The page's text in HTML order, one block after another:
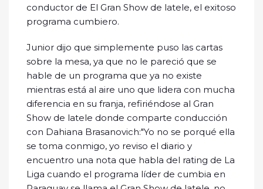
conductor de El Gran Show de latele, el exitoso
programa cumbiero.
Junior dijo que simplemente puso las cartas
sobre la mesa, ya que no le pareció que se
hable de un programa que ya no existe
mientras está al aire uno que lidera con mucha
diferencia en su franja, refiriéndose al Gran
Show de latele donde comparte conducción
con Dahiana Brasanovich:"Yo no se porqué ella
se toma conmigo, yo reviso el diario y
encuentro una nota que habla del rating de La
Liga cuando el programa líder de cumbia en